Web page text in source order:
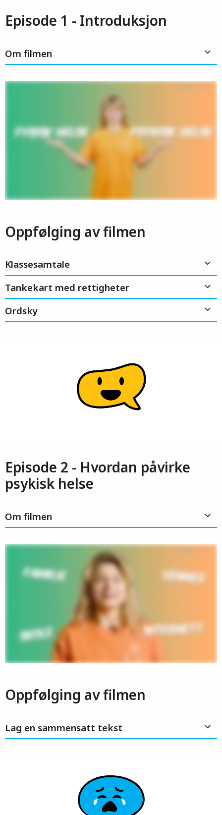
Episode 1 - Introduksjon
Om filmen
Oppfølging av filmen
Klassesamtale
Tankekart med rettigheter
Ordsky
Episode 2 - Hvordan påvirke
psykisk helse
Om filmen
Oppfølging av filmen
Lag en sammensatt tekst